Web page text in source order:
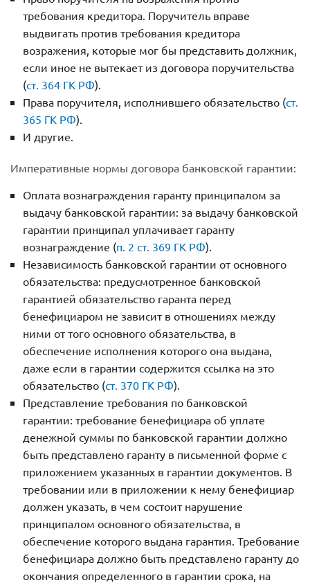
требования кредитора. Поручитель вправе
выдвигать против требования кредитора
возражения, которые мог бы представить должник,
если иное не вытекает из договора поручительства
(ст. 364 ГК РФ).
Права поручителя, исполнившего обязательство (ст.
365 ГК РФ).
И другие.
Императивные нормы договора банковской гарантии:
Оплата вознаграждения гаранту принципалом за
выдачу банковской гарантии: за выдачу банковской
гарантии принципал уплачивает гаранту
вознаграждение (п. 2 ст. 369 ГК РФ).
Независимость банковской гарантии от основного
обязательства: предусмотренное банковской
гарантией обязательство гаранта перед
бенефициаром не зависит в отношениях между
ними от того основного обязательства, в
обеспечение исполнения которого она выдана,
даже если в гарантии содержится ссылка на это
обязательство (ст. 370 ГК РФ).
Представление требования по банковской
гарантии: требование бенефициара об уплате
денежной суммы по банковской гарантии должно
быть представлено гаранту в письменной форме с
приложением указанных в гарантии документов. В
требовании или в приложении к нему бенефициар
должен указать, в чем состоит нарушение
принципалом основного обязательства, в
обеспечение которого выдана гарантия. Требование
бенефициара должно быть представлено гаранту до
окончания определенного в гарантии срока, на